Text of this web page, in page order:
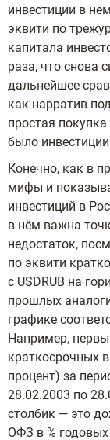
инвестиции в
эквити по
капитала
раза, что снова
дальнейшее
как нарратив
простая
было
Конечно, как в
мифы и
инвестиций в
в нём важна
недостаток,
по эквити
с USDRUB на
прошлых
графике
Например,
краткосрочных
процент) за
28.02.2003 по
столбик — это
ОФЗ в %